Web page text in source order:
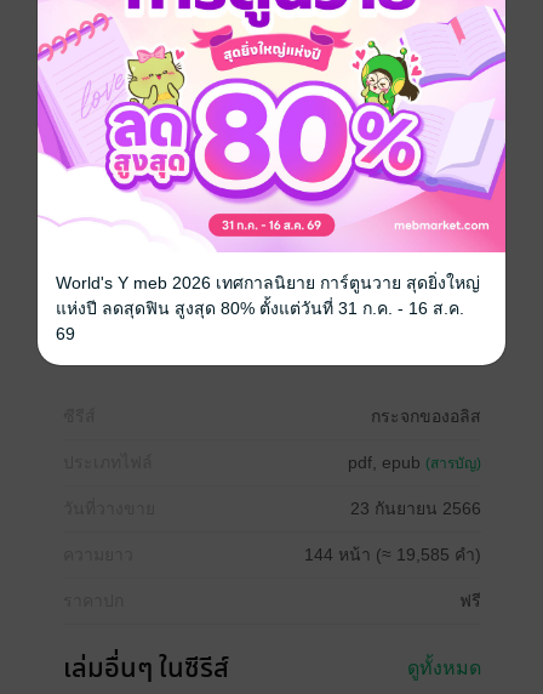
เรื่องที่น่าขายหน้าอย่างสุดซึ้งสำหรับเธอก็ตาม
“หึ หึ แกไม่รอดหรอกไอ้เด็กดอกไรเอล แกจะต้องตายด้วย
น้ำมือปากกาของฉัน แกจะเสียซิงอย่างรวดเร็วในชั่วเสี้ยว
วินาทีที่ฉันตวัดปลายปากกา แกจะกลายเป็นบิทช์ที่คิดอะไร
ไม่ได้เรียกร้องแต่ความรักความโหยหาจากคนอื่น”
เธอหัวเราะจนทำให้คนรอบข้างบนทางเดินเข้าหอพักของ
เธอต่างหวาดกลัวและเลี่ยงหลบเธอ
ไรเอลไปทำอะไรให้เธอโกรธถึงขนาดนั้นกันแน่...
แฟนตาซี
กระจกของอลิส
pdf, epub (สารบัญ)
23 กันยายน 2566
144 หน้า (≈ 19,585 คำ)
ฟรี
เล่มอื่นๆ ในซีรีส์ ดูทั้งหมด
World's Y meb 2026 เทศกาลนิยาย การ์ตูนวาย สุดยิ่งใหญ่
แห่งปี ลดสุดฟิน สูงสุด 80% ตั้งแต่วันที่ 31 ก.ค. - 16 ส.ค.
69